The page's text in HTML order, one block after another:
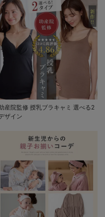
産院監修 授乳ブラキャミ 選べる2
ザイン